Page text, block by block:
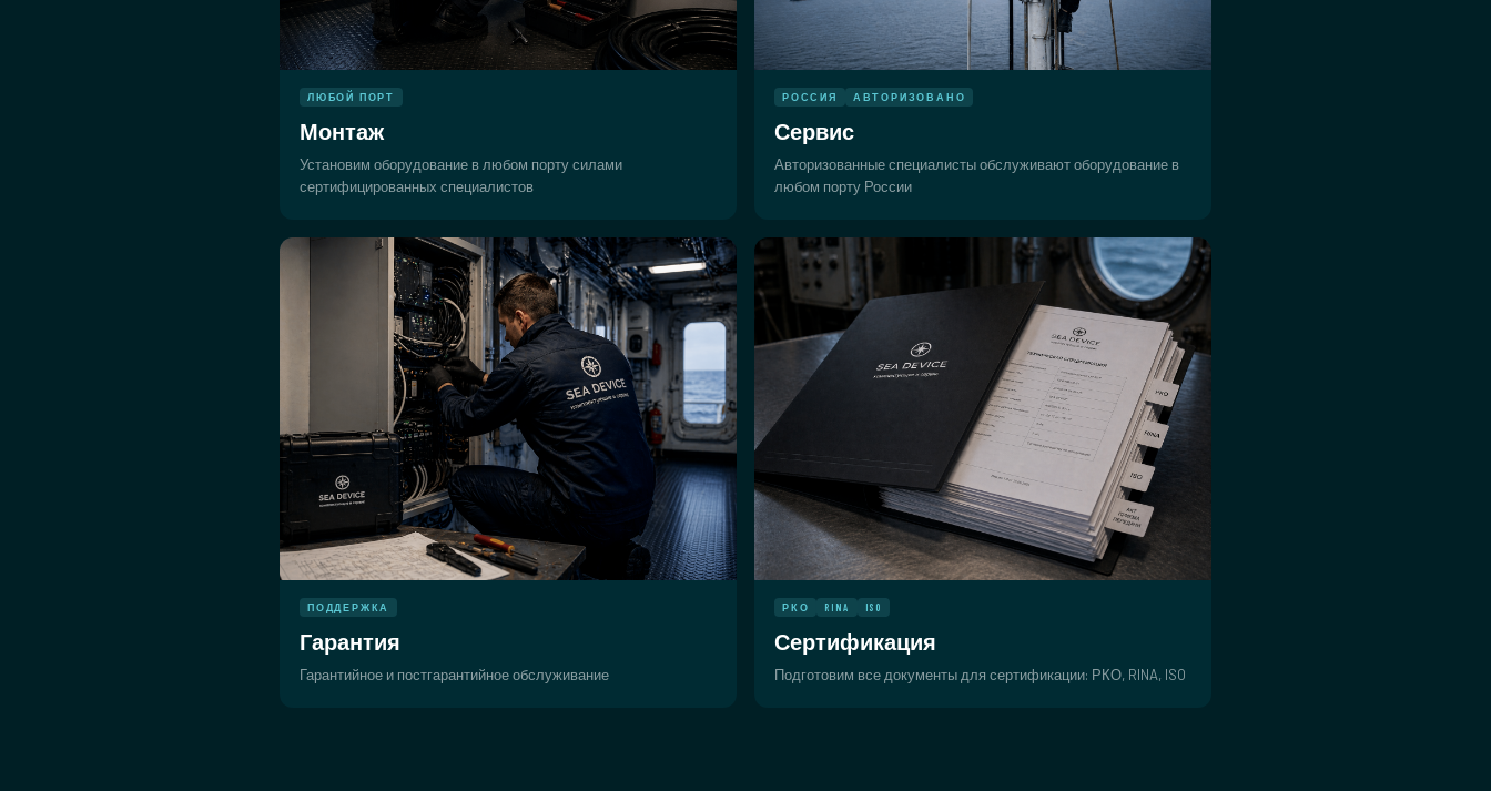
ЛЮБОЙ ПОРТ
Монтаж
Установим оборудование в любом порту силами
сертифицированных специалистов
РОССИЯ АВТОРИЗОВАНО
Сервис
Авторизованные специалисты обслуживают оборудование в
любом порту России
ПОДДЕРЖКА
Гарантия
Гарантийное и постгарантийное обслуживание
РКО RINA ISO
Сертификация
Подготовим все документы для сертификации: РКО, RINA, ISO